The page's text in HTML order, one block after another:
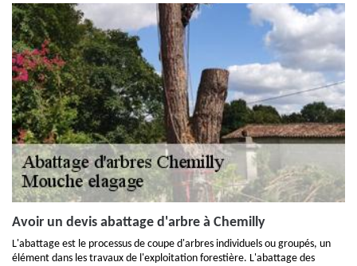
Avoir un devis abattage d'arbre à Chemilly
L'abattage est le processus de coupe d'arbres individuels ou groupés, un
élément dans les travaux de l'exploitation forestière. L'abattage des